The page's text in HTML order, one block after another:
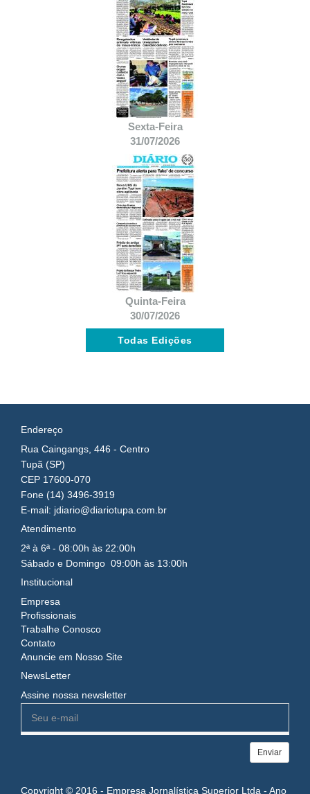
Sexta-Feira
31/07/2026
Quinta-Feira
30/07/2026
Todas Edições
Endereço
Rua Caingangs, 446 - Centro
Tupã (SP)
CEP 17600-070
Fone (14) 3496-3919
E-mail: jdiario@diariotupa.com.br
Atendimento
2ª à 6ª - 08:00h às 22:00h
Sábado e Domingo 09:00h às 13:00h
Institucional
Empresa
Profissionais
Trabalhe Conosco
Contato
Anuncie em Nosso Site
NewsLetter
Assine nossa newsletter
Enviar
Copyright © 2016 - Empresa Jornalística Superior Ltda - Ano